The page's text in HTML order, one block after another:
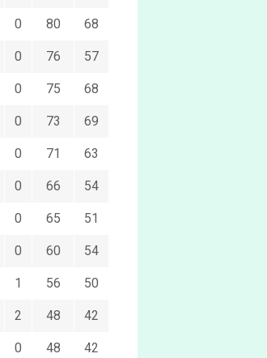
0 80 68
0 76 57
0 75 68
0 73 69
0 71 63
0 66 54
0 65 51
0 60 54
1 56 50
2 48 42
0 48 42